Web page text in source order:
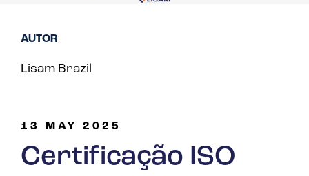
13 MAY 2025
Certificação ISO
AUTOR
Lisam Brazil